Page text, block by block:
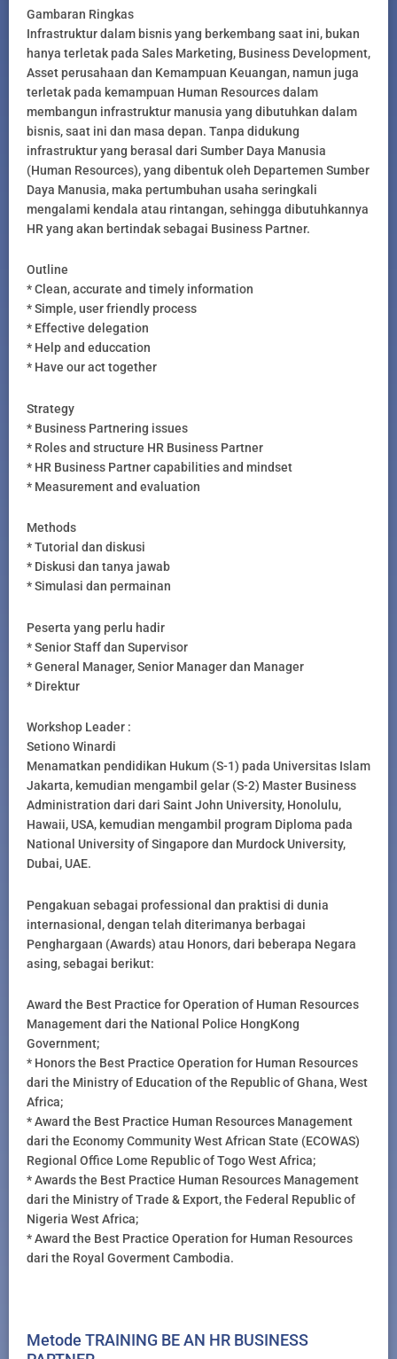
Gambaran Ringkas
Infrastruktur dalam bisnis yang berkembang saat ini, bukan
hanya terletak pada Sales Marketing, Business Development,
Asset perusahaan dan Kemampuan Keuangan, namun juga
terletak pada kemampuan Human Resources dalam
membangun infrastruktur manusia yang dibutuhkan dalam
bisnis, saat ini dan masa depan. Tanpa didukung
infrastruktur yang berasal dari Sumber Daya Manusia
(Human Resources), yang dibentuk oleh Departemen Sumber
Daya Manusia, maka pertumbuhan usaha seringkali
mengalami kendala atau rintangan, sehingga dibutuhkannya
HR yang akan bertindak sebagai Business Partner.
Outline
* Clean, accurate and timely information
* Simple, user friendly process
* Effective delegation
* Help and educcation
* Have our act together
Strategy
* Business Partnering issues
* Roles and structure HR Business Partner
* HR Business Partner capabilities and mindset
* Measurement and evaluation
Methods
* Tutorial dan diskusi
* Diskusi dan tanya jawab
* Simulasi dan permainan
Peserta yang perlu hadir
* Senior Staff dan Supervisor
* General Manager, Senior Manager dan Manager
* Direktur
Workshop Leader :
Setiono Winardi
Menamatkan pendidikan Hukum (S-1) pada Universitas Islam
Jakarta, kemudian mengambil gelar (S-2) Master Business
Administration dari dari Saint John University, Honolulu,
Hawaii, USA, kemudian mengambil program Diploma pada
National University of Singapore dan Murdock University,
Dubai, UAE.
Pengakuan sebagai professional dan praktisi di dunia
internasional, dengan telah diterimanya berbagai
Penghargaan (Awards) atau Honors, dari beberapa Negara
asing, sebagai berikut:
Award the Best Practice for Operation of Human Resources
Management dari the National Police HongKong
Government;
* Honors the Best Practice Operation for Human Resources
dari the Ministry of Education of the Republic of Ghana, West
Africa;
* Award the Best Practice Human Resources Management
dari the Economy Community West African State (ECOWAS)
Regional Office Lome Republic of Togo West Africa;
* Awards the Best Practice Human Resources Management
dari the Ministry of Trade & Export, the Federal Republic of
Nigeria West Africa;
* Award the Best Practice Operation for Human Resources
dari the Royal Goverment Cambodia.
Metode TRAINING BE AN HR BUSINESS